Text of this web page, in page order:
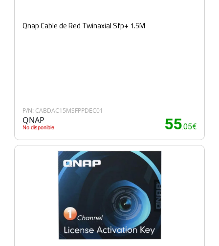
Qnap Cable de Red Twinaxial Sfp+ 1.5M
P/N: CABDAC15MSFPPDEC01
QNAP
No disponible 55.05€